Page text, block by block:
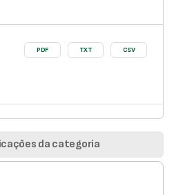
PDF TXT CSV
da categoria